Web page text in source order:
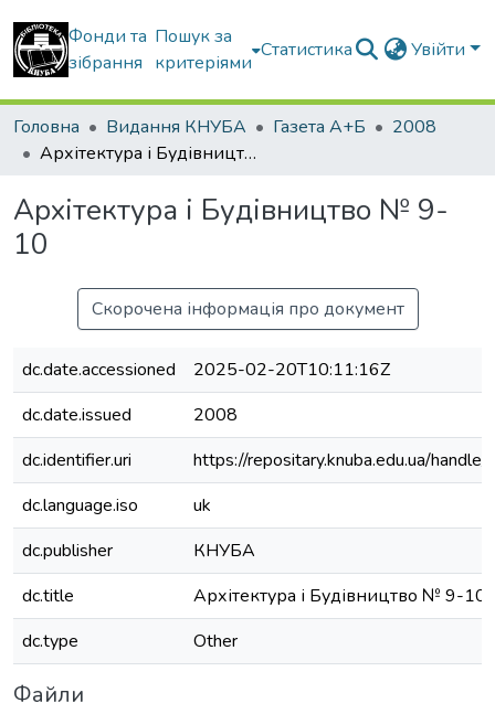
Фонди та
зібрання
Пошук за
критеріями
Статистика Увійти
Головна Видання КНУБА Газета А+Б
2008
Архітектура і Будівництво № 9-10
Архітектура і Будівництво № 9-
10
Скорочена інформація про документ
dc.date.accessioned
2025-02-20T10:11:16Z
dc.date.issued
2008
dc.identifier.uri
https://repositary.knuba.edu.ua/
dc.language.iso
uk
dc.publisher
КНУБА
dc.title
Архітектура і Будівництво № 9-10
dc.type
Other
Файли